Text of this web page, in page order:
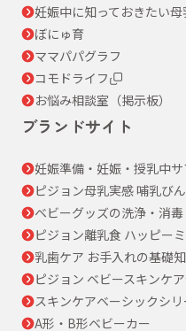
妊娠中に知っておきたい
ぼにゅ育
ママパパグラフ
コモドライフ
お悩み相談室（掲示板）
ブランドサイト
妊娠準備・妊娠・授乳中
ピジョン母乳実感 哺乳びん
ベビーグッズの洗浄・消
ピジョン離乳食 ハッピー
乳歯ケア お手入れの基礎
ピジョン ベビースキンケ
スキンケアベーシックシリ
A形・B形ベビーカー